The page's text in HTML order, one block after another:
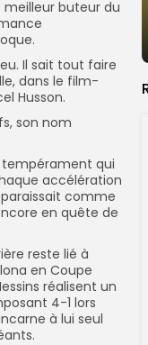
meilleur buteur du
Il sait tout faire
dans le film-
Husson.
son nom
tempérament qui
accélération
comme
en quête de
reste lié à
en Coupe
réalisent un
4-1 lors
à lui seul